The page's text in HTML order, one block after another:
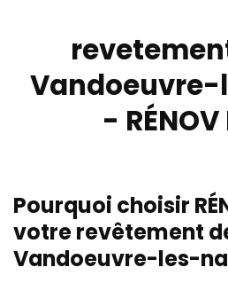
- RÉNOV
Pourquoi choisir
votre revêtement
Vandoeuvre-les-